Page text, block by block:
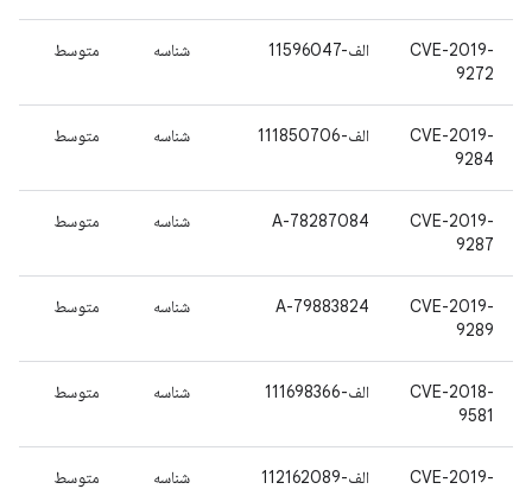
CVE-2019-
9272
الف-11596047 شناسه متوسط
CVE-2019-
9284
الف-111850706 شناسه متوسط
CVE-2019-
9287
A-78287084 شناسه متوسط
CVE-2019-
9289
A-79883824 شناسه متوسط
CVE-2018-
9581
الف-111698366 شناسه متوسط
CVE-2019-
الف-112162089 شناسه متوسط